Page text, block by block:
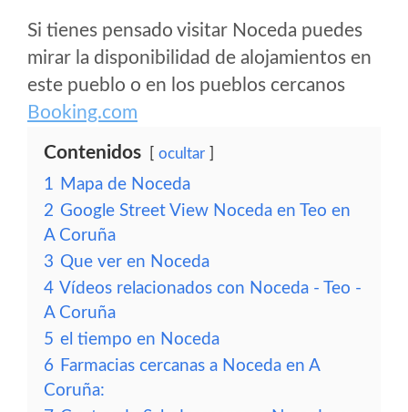
Si tienes pensado visitar Noceda puedes
mirar la disponibilidad de alojamientos en
este pueblo o en los pueblos cercanos
Booking.com
Contenidos ocultar
1 Mapa de Noceda
2 Google Street View Noceda en Teo en
A Coruña
3 Que ver en Noceda
4 Vídeos relacionados con Noceda - Teo -
A Coruña
5 el tiempo en Noceda
6 Farmacias cercanas a Noceda en A
Coruña: